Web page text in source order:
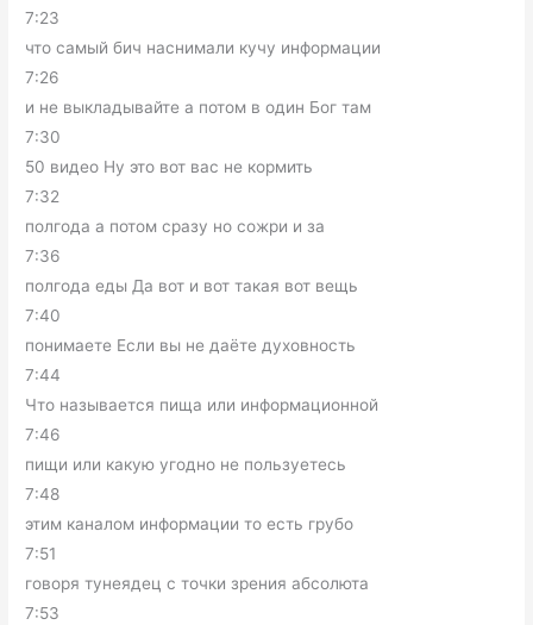
7:23
что самый бич наснимали кучу информации
7:26
и не выкладывайте а потом в один Бог там
7:30
50 видео Ну это вот вас не кормить
7:32
полгода а потом сразу но сожри и за
7:36
полгода еды Да вот и вот такая вот вещь
7:40
понимаете Если вы не даёте духовность
7:44
Что называется пища или информационной
7:46
пищи или какую угодно не пользуетесь
7:48
этим каналом информации то есть грубо
7:51
говоря тунеядец с точки зрения абсолюта
7:53